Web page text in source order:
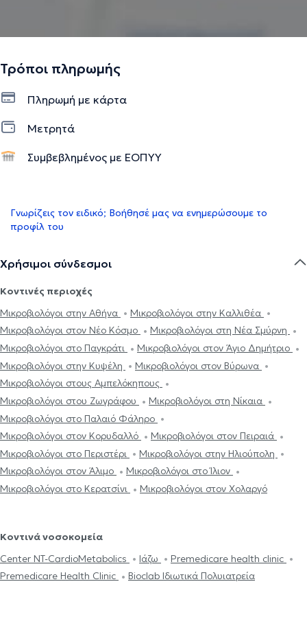
Τρόποι πληρωμής
Πληρωμή με κάρτα
Μετρητά
Συμβεβλημένος με ΕΟΠΥΥ
Γνωρίζεις τον ειδικό; Βοήθησέ μας να ενημερώσουμε το
προφίλ του
Χρήσιμοι σύνδεσμοι
Κοντινές περιοχές
Μικροβιολόγοι στην Αθήνα
Μικροβιολόγοι στην Καλλιθέα
Μικροβιολόγοι στον Νέο Κόσμο
Μικροβιολόγοι στη Νέα Σμύρνη
Μικροβιολόγοι στο Παγκράτι
Μικροβιολόγοι στον Άγιο Δημήτριο
Μικροβιολόγοι στην Κυψέλη
Μικροβιολόγοι στον Βύρωνα
Μικροβιολόγοι στους Αμπελόκηπους
Μικροβιολόγοι στου Ζωγράφου
Μικροβιολόγοι στη Νίκαια
Μικροβιολόγοι στο Παλαιό Φάληρο
Μικροβιολόγοι στον Κορυδαλλό
Μικροβιολόγοι στον Πειραιά
Μικροβιολόγοι στο Περιστέρι
Μικροβιολόγοι στην Ηλιούπολη
Μικροβιολόγοι στον Άλιμο
Μικροβιολόγοι στο Ίλιον
Μικροβιολόγοι στο Κερατσίνι
Μικροβιολόγοι στον Χολαργό
Κοντινά νοσοκομεία
Center NT-CardioMetabolics
Ιάζω
Premedicare health clinic
Premedicare Health Clinic
Bioclab Ιδιωτικά Πολυιατρεία